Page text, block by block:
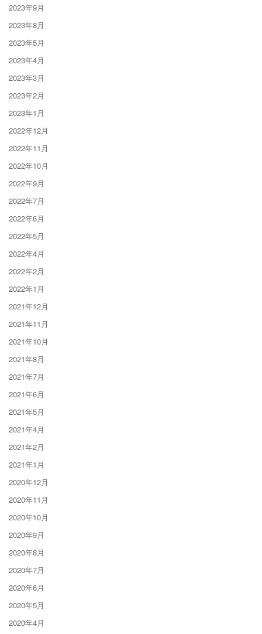
2023年9月
2023年8月
2023年5月
2023年4月
2023年3月
2023年2月
2023年1月
2022年12月
2022年11月
2022年10月
2022年9月
2022年7月
2022年6月
2022年5月
2022年4月
2022年2月
2022年1月
2021年12月
2021年11月
2021年10月
2021年8月
2021年7月
2021年6月
2021年5月
2021年4月
2021年2月
2021年1月
2020年12月
2020年11月
2020年10月
2020年9月
2020年8月
2020年7月
2020年6月
2020年5月
2020年4月